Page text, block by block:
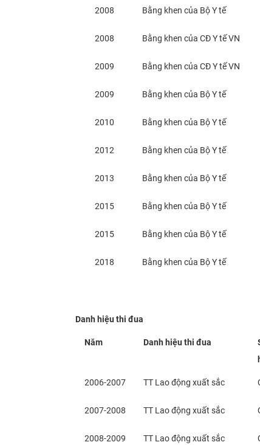
2008 Bằng khen của Bộ Y tế
2008 Bằng khen của CĐ Y tế VN
2009 Bằng khen của CĐ Y tế VN
2009 Bằng khen của Bộ Y tế
2010 Bằng khen của Bộ Y tế
2012 Bằng khen của Bộ Y tế
2013 Bằng khen của Bộ Y tế
2015 Bằng khen của Bộ Y tế
2015 Bằng khen của Bộ Y tế
​2018 ​Bằng khen của Bộ Y tế
Danh hiệu thi đua
Năm Danh hiệu thi đua
2006-2007 TT Lao động xuất sắc
2007-2008 TT Lao động xuất sắc
2008-2009 TT Lao động xuất sắc